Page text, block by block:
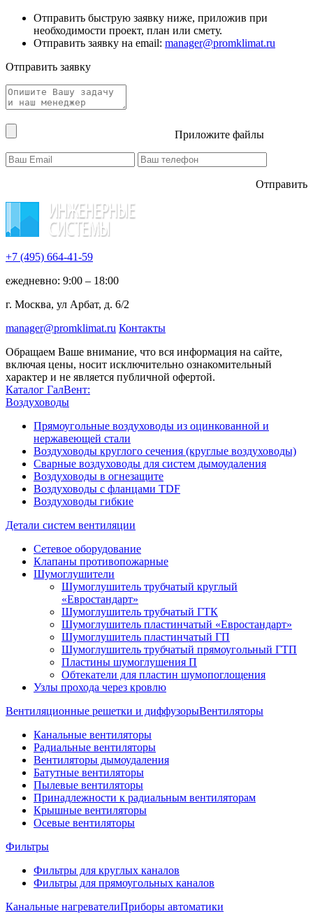
Отправить быструю заявку ниже, приложив при
необходимости проект, план или смету.
Отправить заявку на email: manager@promklimat.ru
Отправить заявку
Приложите файлы
Отправить
+7 (495) 664-41-59
ежедневно: 9:00 – 18:00
г. Москва, ул Арбат, д. 6/2
manager@promklimat.ru Контакты
Обращаем Ваше внимание, что вся информация на сайте,
включая цены, носит исключительно ознакомительный
характер и не является публичной офертой.
Каталог ГалВент:
Воздуховоды
Прямоугольные воздуховоды из оцинкованной и
нержавеющей стали
Воздуховоды круглого сечения (круглые воздуховоды)
Сварные воздуховоды для систем дымоудаления
Воздуховоды в огнезащите
Воздуховоды с фланцами TDF
Воздуховоды гибкие
Детали систем вентиляции
Сетевое оборудование
Клапаны противопожарные
Шумоглушители
Шумоглушитель трубчатый круглый
«Евростандарт»
Шумоглушитель трубчатый ГТК
Шумоглушитель пластинчатый «Евростандарт»
Шумоглушитель пластинчатый ГП
Шумоглушитель трубчатый прямоугольный ГТП
Пластины шумоглушения П
Обтекатели для пластин шумопоглощения
Узлы прохода через кровлю
Вентиляционные решетки и диффузорыВентиляторы
Канальные вентиляторы
Радиальные вентиляторы
Вентиляторы дымоудаления
Батутные вентиляторы
Пылевые вентиляторы
Принадлежности к радиальным вентиляторам
Крышные вентиляторы
Осевые вентиляторы
Фильтры
Фильтры для круглых каналов
Фильтры для прямоугольных каналов
Канальные нагревателиПриборы автоматики